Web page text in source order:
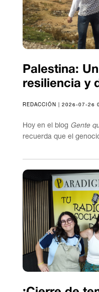
Palestina:
resiliencia y
REDACCIÓN | 2026-07-26
Hoy en el blog Gente
recuerda que el